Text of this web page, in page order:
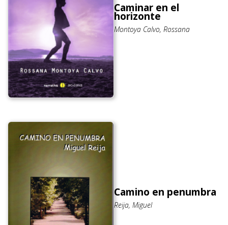
Caminar en el
horizonte
Montoya Calvo, Rossana
Camino en penumbra
Reija, Miguel